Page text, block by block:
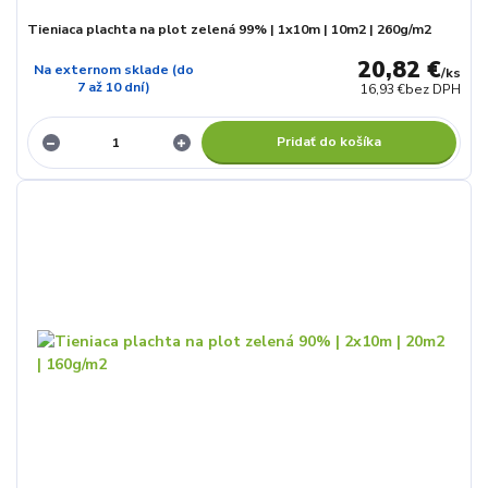
Tieniaca plachta na plot zelená 99% | 1x10m | 10m2 | 260g/m2
20,82 €/ks
16,93 €bez DPH
Na externom sklade (do
7 až 10 dní)
Pridať do košíka